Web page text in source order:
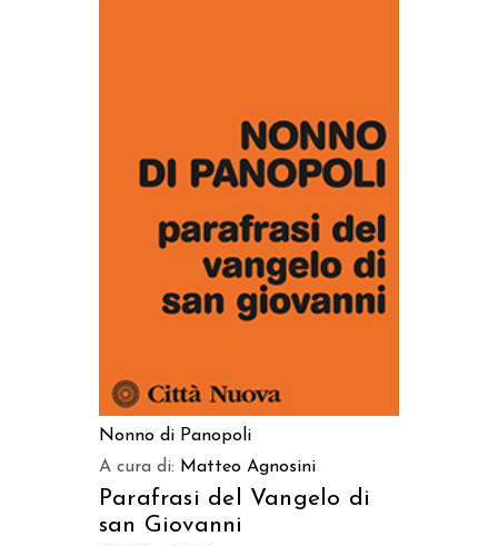
AGGIUNGI AL CARRELLO
Nonno di Panopoli
A cura di: Matteo Agnosini
Parafrasi del Vangelo di
san Giovanni